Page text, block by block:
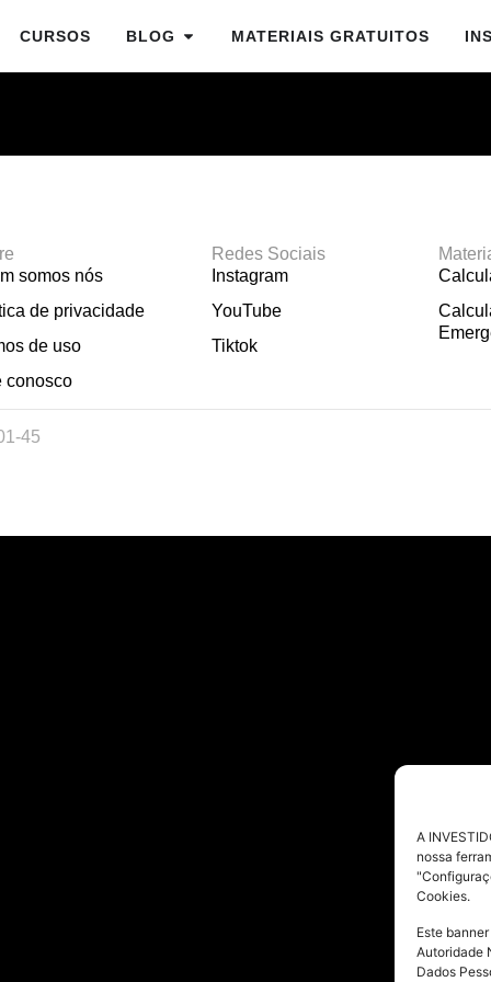
A
nossa
Cookies.
Este
Autoridade
Dados
CURSOS BLOG MATERIAIS GRATUITOS
somos nós
de privacidade
de uso
conosco
Redes Sociais
Instagram
YouTube
Tiktok
45